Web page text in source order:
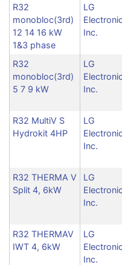
R32
monobloc(3rd)
12 14 16 kW
1&3 phase
LG
Inc.
R32
monobloc(3rd)
5 7 9 kW
LG
Inc.
R32 MultiV S
Hydrokit 4HP
LG
Inc.
R32 THERMA V
Split 4, 6kW
LG
Inc.
R32 THERMAV
IWT 4, 6kW
LG
Inc.